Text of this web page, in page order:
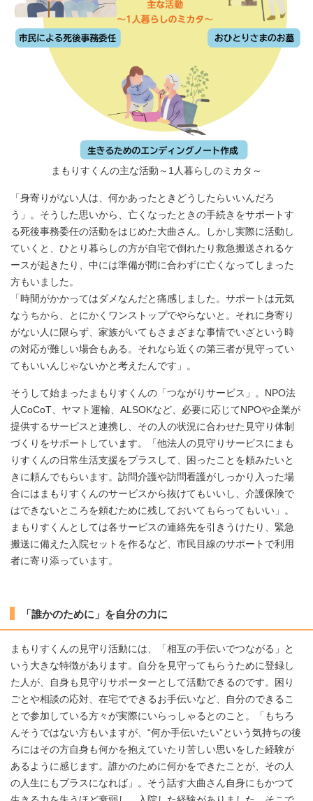
まもりすくんの主な活動～1人暮らしのミカタ～
「身寄りがない人は、何かあったときどうしたらいいんだろ
う」。そうした思いから、亡くなったときの手続きをサポートす
る死後事務委任の活動をはじめた大曲さん。しかし実際に活動し
ていくと、ひとり暮らしの方が自宅で倒れたり救急搬送されるケ
ースが起きたり、中には準備が間に合わずに亡くなってしまった
方もいました。
「時間がかかってはダメなんだと痛感しました。サポートは元気
なうちから、とにかくワンストップでやらないと。それに身寄り
がない人に限らず、家族がいてもさまざまな事情でいざという時
の対応が難しい場合もある。それなら近くの第三者が見守ってい
てもいいんじゃないかと考えたんです」。
そうして始まったまもりすくんの「つながりサービス」。NPO法
人CoCoT、ヤマト運輸、ALSOKなど、必要に応じてNPOや企業が
提供するサービスと連携し、その人の状況に合わせた見守り体制
づくりをサポートしています。「他法人の見守りサービスにまも
りすくんの日常生活支援をプラスして、困ったことを頼みたいと
きに頼んでもらいます。訪問介護や訪問看護がしっかり入った場
合にはまもりすくんのサービスから抜けてもいいし、介護保険で
はできないところを頼むために残しておいてもらってもいい」。
まもりすくんとしては各サービスの連絡先を引きうけたり、緊急
搬送に備えた入院セットを作るなど、市民目線のサポートで利用
者に寄り添っています。
「誰かのために」を自分の力に
まもりすくんの見守り活動には、「相互の手伝いでつながる」と
いう大きな特徴があります。自分を見守ってもらうために登録し
た人が、自身も見守りサポーターとして活動できるのです。困り
ごとや相談の応対、在宅でできるお手伝いなど、自分のできるこ
とで参加している方々が実際にいらっしゃるとのこと。「もちろ
んそうではない方もいますが、“何か手伝いたい”という気持ちの後
ろにはその方自身も何かを抱えていたり苦しい思いをした経験が
あるように感じます。誰かのために何かをできたことが、その人
の人生にもプラスになれば」。そう話す大曲さん自身にもかつて